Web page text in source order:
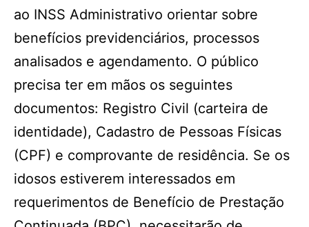
ao INSS Administrativo orientar sobre
benefícios previdenciários, processos
analisados e agendamento. O público
precisa ter em mãos os seguintes
documentos: Registro Civil (carteira de
identidade), Cadastro de Pessoas Físicas
(CPF) e comprovante de residência. Se os
idosos estiverem interessados em
requerimentos de Benefício de Prestação